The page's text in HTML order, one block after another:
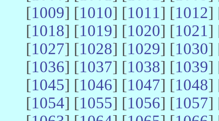
[1009] [1010] [1011] [1012]
[1018] [1019] [1020] [1021]
[1027] [1028] [1029] [1030]
[1036] [1037] [1038] [1039]
[1045] [1046] [1047] [1048]
[1054] [1055] [1056] [1057]